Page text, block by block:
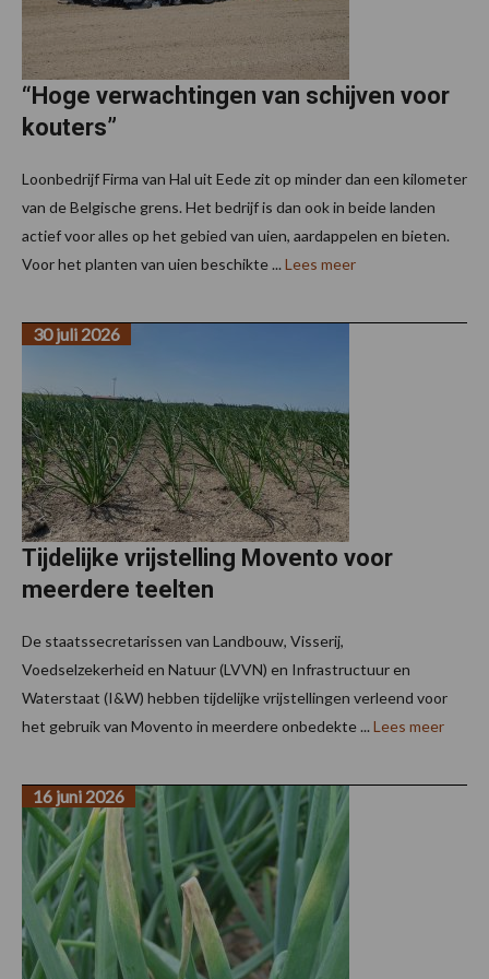
“Hoge verwachtingen van schijven voor
kouters”
Loonbedrijf Firma van Hal uit Eede zit op minder dan een kilometer
van de Belgische grens. Het bedrijf is dan ook in beide landen
actief voor alles op het gebied van uien, aardappelen en bieten.
Voor het planten van uien beschikte ... Lees meer
Tijdelijke vrijstelling Movento voor
meerdere teelten
30 juli 2026
De staatssecretarissen van Landbouw, Visserij,
Voedselzekerheid en Natuur (LVVN) en Infrastructuur en
Waterstaat (I&W) hebben tijdelijke vrijstellingen verleend voor
het gebruik van Movento in meerdere onbedekte ... Lees meer
16 juni 2026